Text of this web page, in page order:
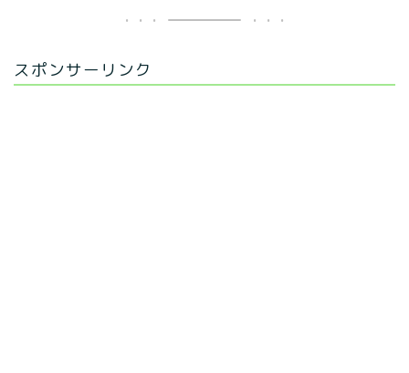
スポンサーリンク